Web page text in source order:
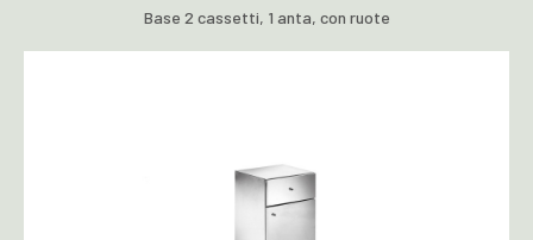
Base 2 cassetti, 1 anta, con ruote